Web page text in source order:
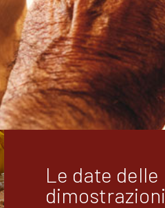
Le date delle
dimostrazioni